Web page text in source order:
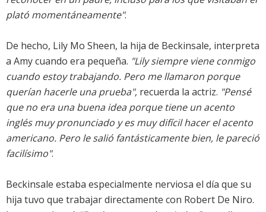
plató momentáneamente".
De hecho, Lily Mo Sheen, la hija de Beckinsale, interpreta
a Amy cuando era pequeña. "Lily siempre viene conmigo
cuando estoy trabajando. Pero me llamaron porque
querían hacerle una prueba", recuerda la actriz. "Pensé
que no era una buena idea porque tiene un acento
inglés muy pronunciado y es muy difícil hacer el acento
americano. Pero le salió fantásticamente bien, le pareció
facilísimo".
Beckinsale estaba especialmente nerviosa el día que su
hija tuvo que trabajar directamente con Robert De Niro.